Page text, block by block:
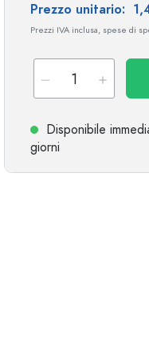
Bottiglie cilindriche
Prezzo unitario:
Prezzi IVA inclusa, spese di
Disponibile
giorni